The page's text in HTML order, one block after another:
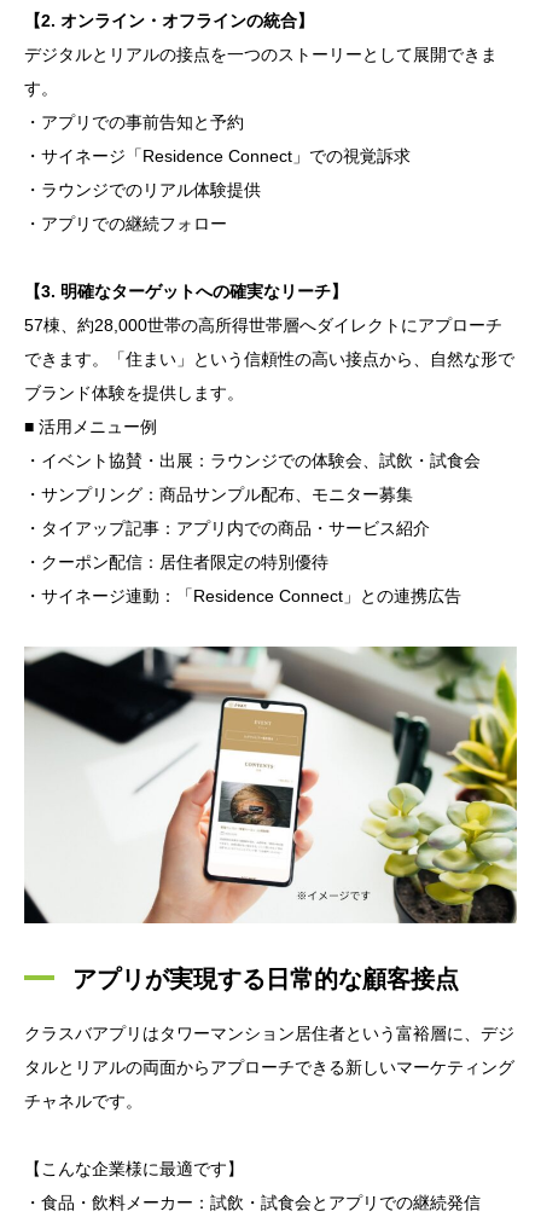
【2. オンライン・オフラインの統合】
デジタルとリアルの接点を一つのストーリーとして展開できま
す。
・アプリでの事前告知と予約
・サイネージ「Residence Connect」での視覚訴求
・ラウンジでのリアル体験提供
・アプリでの継続フォロー
【3. 明確なターゲットへの確実なリーチ】
57棟、約28,000世帯の高所得世帯層へダイレクトにアプローチ
できます。「住まい」という信頼性の高い接点から、自然な形で
ブランド体験を提供します。
■ 活用メニュー例
・イベント協賛・出展：ラウンジでの体験会、試飲・試食会
・サンプリング：商品サンプル配布、モニター募集
・タイアップ記事：アプリ内での商品・サービス紹介
・クーポン配信：居住者限定の特別優待
・サイネージ連動：「Residence Connect」との連携広告
アプリが実現する日常的な顧客接点
クラスバアプリはタワーマンション居住者という富裕層に、デジ
タルとリアルの両面からアプローチできる新しいマーケティング
チャネルです。
【こんな企業様に最適です】
・食品・飲料メーカー：試飲・試食会とアプリでの継続発信